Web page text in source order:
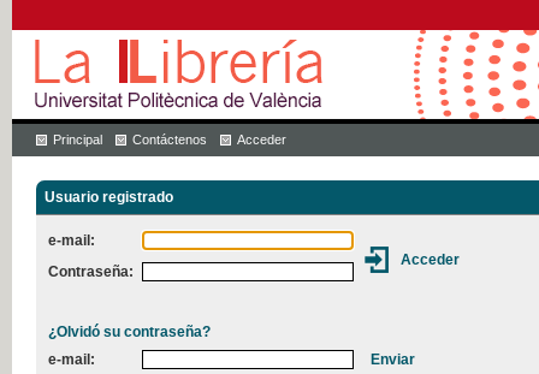
Principal Contáctenos Acceder
Usuario registrado
e-mail:
Contraseña:
¿Olvidó su contraseña?
e-mail: